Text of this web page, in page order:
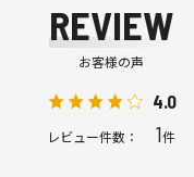
REVIEW
お客様の声
4.0
レビュー件数： 1件